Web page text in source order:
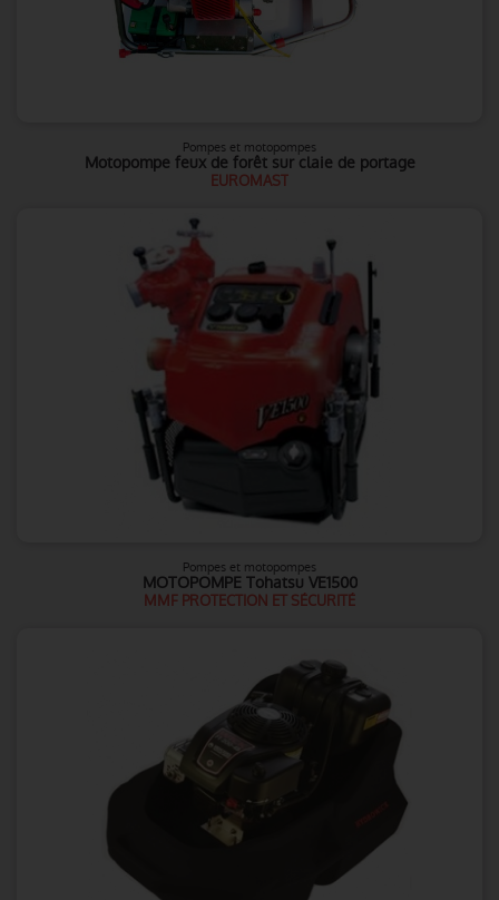
Pompes et motopompes
Motopompe feux de forêt sur claie de portage
EUROMAST
Pompes et motopompes
MOTOPOMPE Tohatsu VE1500
MMF PROTECTION ET SÉCURITÉ